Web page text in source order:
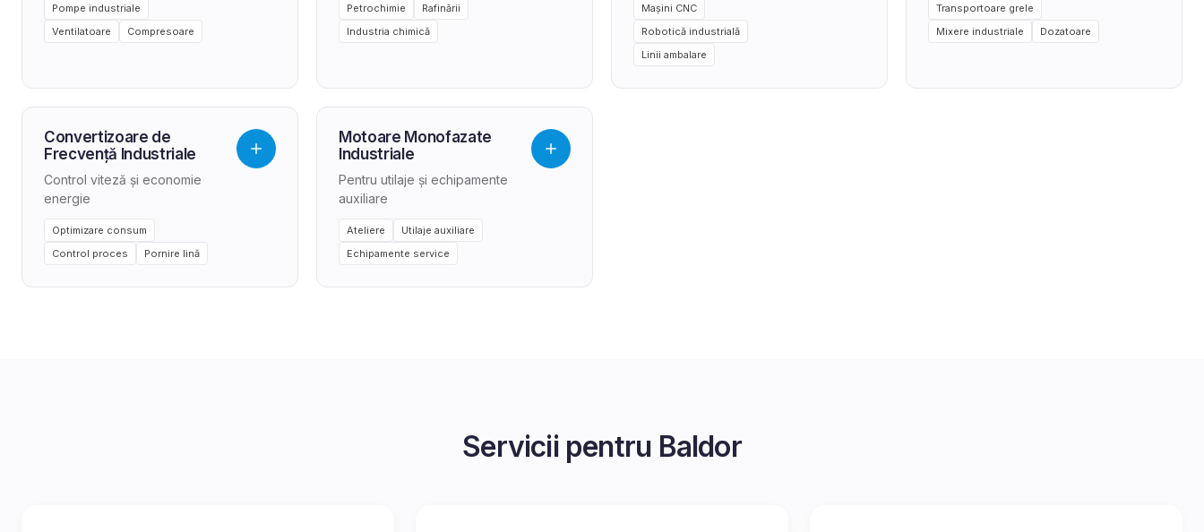
Pompe industriale
Ventilatoare
Compresoare
Petrochimie
Rafinării
Industria chimică
Mașini CNC
Robotică industrială
Linii ambalare
Transportoare grele
Mixere industriale
Dozatoare
Convertizoare de
Frecvență Industriale
Control viteză și economie
energie
Optimizare consum
Control proces
Pornire lină
Motoare Monofazate
Industriale
Pentru utilaje și echipamente
auxiliare
Ateliere
Utilaje auxiliare
Echipamente service
Servicii pentru Baldor